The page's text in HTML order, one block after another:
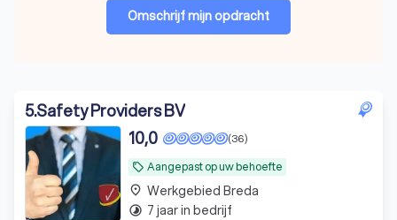
Omschrijf mijn opdracht
5.Safety Providers BV
local_offer Aangepast op uw behoefte
(36)
10,0
place Werkgebied Breda
timelapse 7 jaar in bedrijf